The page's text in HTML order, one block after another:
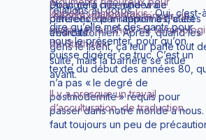
Donc cela crée une vraie
différence par rapport à d’autres
endroits.
relations au corps.
étranger à nos modes de
pensées, de militantismes, c’est
très californien. Après, quand les
gens le lisent, ça leur parle tout
suite, mais la barrière se situe
avant.
recontextualiser les termes de
magie, et les choix de
de Starhawk.
Isabelle Cambourakis :Oui, c’est-
dire qu’elle met des gants pour
nous le présenter, pour qu’on
puisse digérer ce truc. C’est un
texte du début des années 80,
n’a pas « le degré de
postmodernité » requis pour
passer dans notre monde à nous.
faut toujours un peu de
Il y a presque un travail
d’acculturation, de traduction…